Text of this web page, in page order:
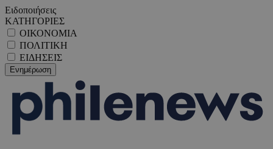
Ειδοποιήσεις
ΚΑΤΗΓΟΡΙΕΣ
ΟΙΚΟΝΟΜΙΑ
ΠΟΛΙΤΙΚΗ
ΕΙΔΗΣΕΙΣ